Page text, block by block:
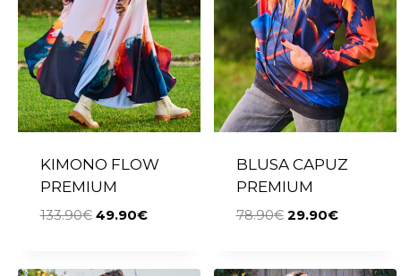
KIMONO FLOW
PREMIUM
133.90€ 49.90€
BLUSA CAPUZ
PREMIUM
78.90€ 29.90€